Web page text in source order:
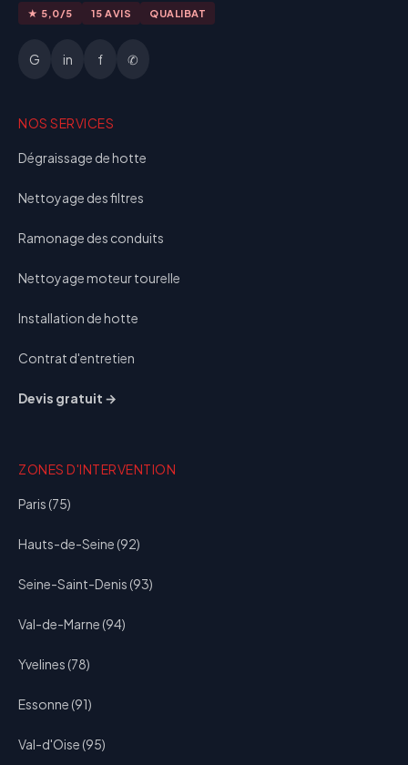
★ 5,0/5 15 AVIS QUALIBAT
G in f ✆
NOS SERVICES
Dégraissage de hotte
Nettoyage des filtres
Ramonage des conduits
Nettoyage moteur tourelle
Installation de hotte
Contrat d'entretien
Devis gratuit →
ZONES D'INTERVENTION
Paris (75)
Hauts-de-Seine (92)
Seine-Saint-Denis (93)
Val-de-Marne (94)
Yvelines (78)
Essonne (91)
Val-d'Oise (95)